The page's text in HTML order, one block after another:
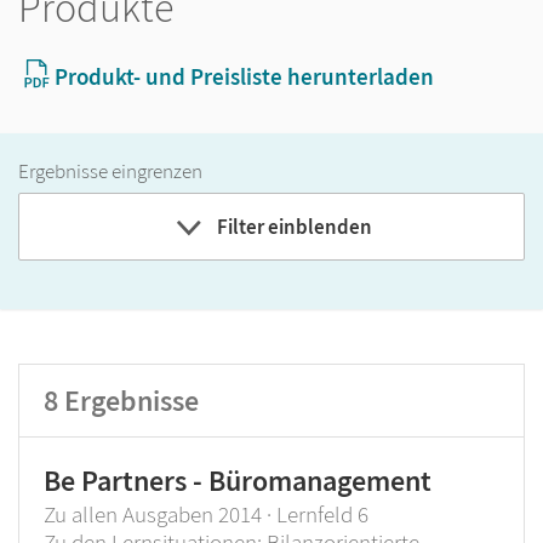
Produkt- und Preisliste herunterladen
Ergebnisse eingrenzen
Filter einblenden
Band
Klassenstufe
GER-Niveau
Produktart
8 Ergebnisse
Be Partners - Büromanagement
Zu allen Ausgaben 2014 · Lernfeld 6